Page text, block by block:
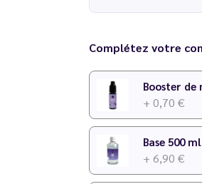
Temps de maturation
N'hésitez pas à
Attention: Cirkus
recettes restent les
receviez le produit
Complétez votre
Booster de
+ 0,70 €
Base 500
+ 6,90 €